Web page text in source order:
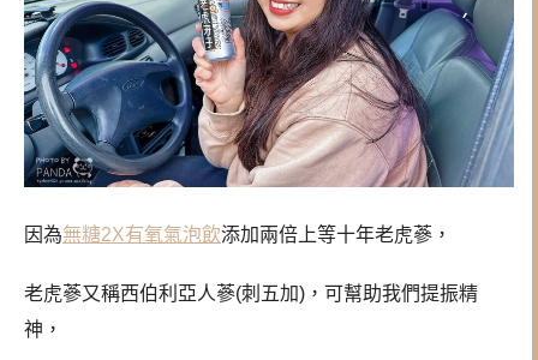
因為無糖2X有氧氣泡飲添加兩倍上等十年老虎蔘，
老虎蔘又稱西伯利亞人蔘(刺五加)， 可幫助我們提振精
神，